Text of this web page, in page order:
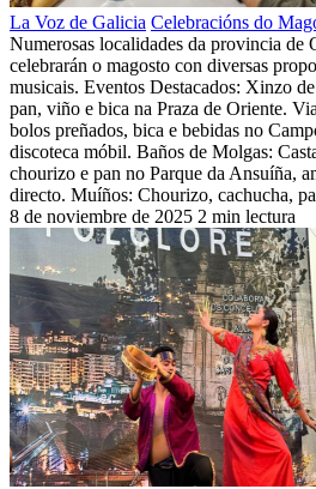
La Voz de Galicia Celebracións do
Numerosas localidades da provincia de
celebrarán o magosto con diversas
musicais. Eventos Destacados: Xinzo
pan, viño e bica na Praza de Oriente.
bolos preñados, bica e bebidas no
discoteca móbil. Baños de Molgas:
chourizo e pan no Parque da Ansuíña,
directo. Muíños: Chourizo, cachucha,
8 de noviembre de 2025 2 min lectura